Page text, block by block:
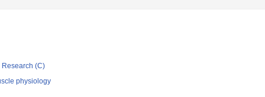
Research (C)
physiology